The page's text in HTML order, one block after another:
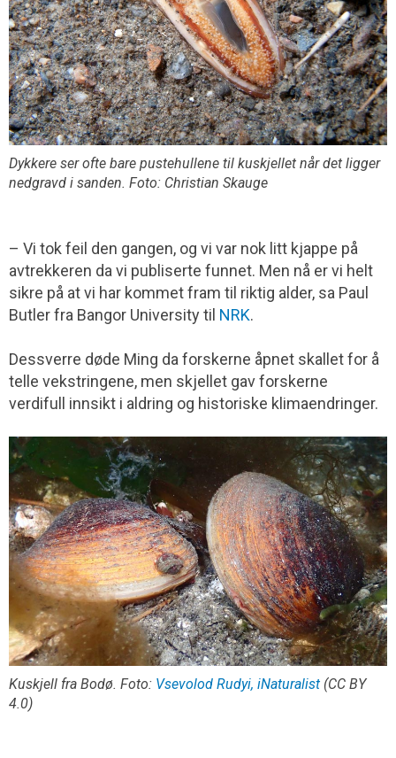
Dykkere ser ofte bare pustehullene til kuskjellet når det ligger
nedgravd i sanden. Foto: Christian Skauge
– Vi tok feil den gangen, og vi var nok litt kjappe på
avtrekkeren da vi publiserte funnet. Men nå er vi helt
sikre på at vi har kommet fram til riktig alder, sa Paul
Butler fra Bangor University til NRK.
Dessverre døde Ming da forskerne åpnet skallet for å
telle vekstringene, men skjellet gav forskerne
verdifull innsikt i aldring og historiske klimaendringer.
Kuskjell fra Bodø. Foto: Vsevolod Rudyi, iNaturalist (CC BY
4.0)